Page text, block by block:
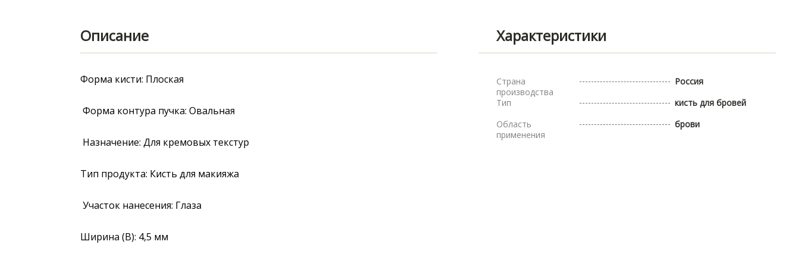
Описание Характеристики
Форма кисти: Плоская
Форма контура пучка: Овальная
Назначение: Для кремовых текстур
Тип продукта: Кисть для макияжа
Участок нанесения: Глаза
Ширина (B): 4,5 мм
Страна
производства
Россия
Тип
кисть для бровей
Область
применения
брови